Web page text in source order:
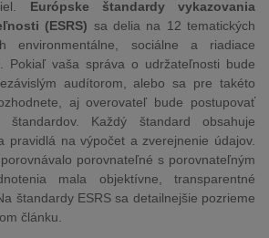
Európske štandardy vykazovania
(ESRS) sa delia na 12 tematických
environmentálne, sociálne a riadiace
Pokiaľ vaša správa o udržateľnosti bude
audítorom, alebo sa pre takéto
aj overovateľ bude postupovať
Každý štandard obsahuje
pravidlá na výpočet a zverejnenie údajov.
porovnateľné s porovnateľným
mala objektívne, transparentné
štandardy ESRS sa detailnejšie pozrieme
článku.